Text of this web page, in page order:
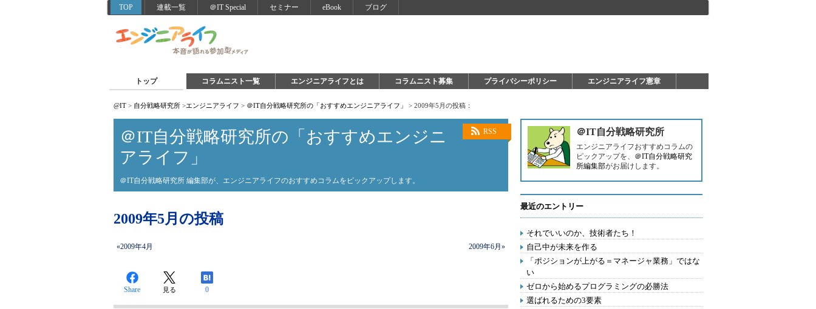
TOP 連載一覧 ＠IT Special セミナー eBook ブログ
トップ コラムニスト一覧 エンジニアライフとは コラムニスト募集 プライバシーポリシー エンジニアライフ憲章
@IT > 自分戦略研究所 >エンジニアライフ > ＠IT自分戦略研究所の「おすすめエンジニアライフ」 > 2009年5月の投稿：
RSS
＠IT自分戦略研究所の「おすすめエンジニ
アライフ」
＠IT自分戦略研究所 編集部が、エンジニアライフのおすすめコラムをピックアップします。
2009年5月の投稿
«2009年4月 2009年6月»
Share 見る 0
＠IT自分戦略研究所
エンジニアライフおすすめコラムの
ピックアップを、 ＠IT自分戦略研究
所編集部がお届けします。
最近のエントリー
それでいいのか、技術者たち！
自己中が未来を作る
「ポジションが上がる＝マネージャ業務」ではな
い
ゼロから始めるプログラミングの必勝法
選ばれるための3要素